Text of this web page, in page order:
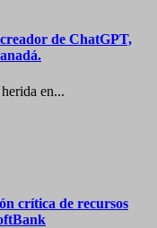
de ChatGPT,
en...
crítica de recursos